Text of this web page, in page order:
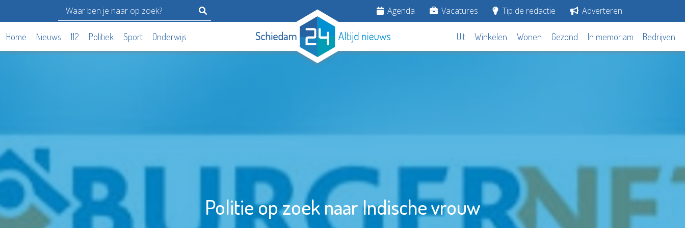
Agenda Vacatures Tip de redactie Adverteren
Home Nieuws 112 Politiek Sport Onderwijs Uit Winkelen Wonen Gezond In memoriam Bedrijven
Politie op zoek naar Indische vrouw